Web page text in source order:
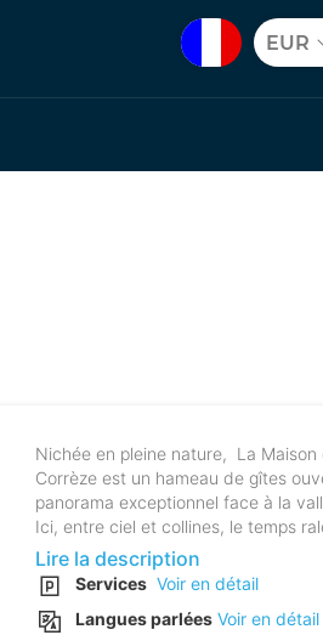
EUR
Nichée en pleine nature, La Maison
Corrèze est un hameau de gîtes
panorama exceptionnel face à la
Ici, entre ciel et collines, le temps
Lire la description
Services Voir en détail
Langues parlées Voir en détail